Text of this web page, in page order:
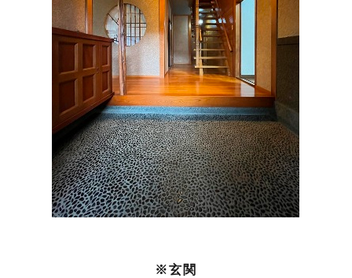
※玄関